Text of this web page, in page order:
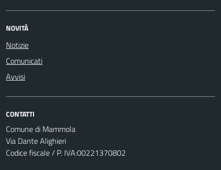
NOVITÀ
Notizie
Comunicati
Avvisi
CONTATTI
Comune di Mammola
Via Dante Alighieri
Codice fiscale / P. IVA:00221370802